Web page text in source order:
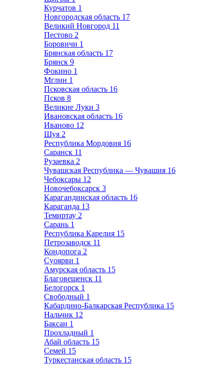
Курчатов 1
Новгородская область 17
Великий Новгород 11
Пестово 2
Боровичи 1
Брянская область 17
Брянск 9
Фокино 1
Мглин 1
Псковская область 16
Псков 8
Великие Луки 3
Ивановская область 16
Иваново 12
Шуя 2
Республика Мордовия 16
Саранск 11
Рузаевка 2
Чувашская Республика — Чувашия 16
Чебоксары 12
Новочебоксарск 3
Карагандинская область 16
Караганда 13
Темиртау 2
Сарань 1
Республика Карелия 15
Петрозаводск 11
Кондопога 2
Суоярви 1
Амурская область 15
Благовещенск 11
Белогорск 1
Свободный 1
Кабардино-Балкарская Республика 15
Нальчик 12
Баксан 1
Прохладный 1
Абай область 15
Семей 15
Туркестанская область 15